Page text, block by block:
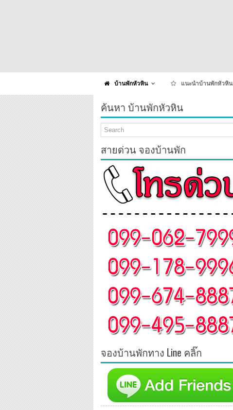
บ้านพักหัวหิน แนะนำบ้านพักหัวหิน
ค้นหา บ้านพักหัวหิน
สายด่วน จองบ้านพัก
จองบ้านพักทาง Line คลิ๊ก